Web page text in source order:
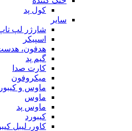
کول پد
سایر
شارژر لپ
اسپیکر
هدفون،
گیم پد
کارت صدا
میکروفون
ماوس و
ماوس
ماوس پد
کیبورد
کاور، لیبل